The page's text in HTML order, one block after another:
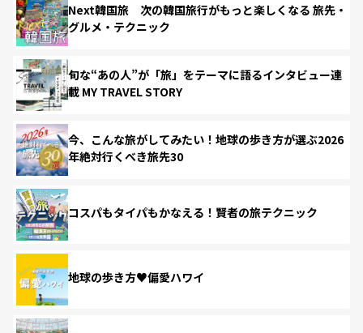
Next韓国旅 次の韓国旅行がもっと楽しくなる 旅先・
グルメ・テクニック
旬な“あの人”が「旅」をテーマに語るインタビュー連
載 MY TRAVEL STORY
今、こんな旅がしてみたい！地球の歩き方が選ぶ2026
年絶対行くべき旅先30
コスパもタイパもかなえる！賢者の旅テクニック
地球の歩き方♥偏愛ハワイ